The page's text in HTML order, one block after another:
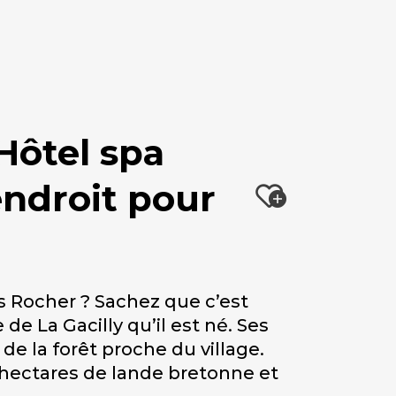
spa
pour
? Sachez que c’est
La Gacilly qu’il est né. Ses
la forêt proche du village.
de lande bretonne et